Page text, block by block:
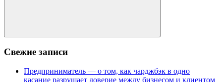
Поиск
Свежие записи
Предприниматель — о том, как чарджбэк в одно
касание разрушает доверие между бизнесом и клиентом